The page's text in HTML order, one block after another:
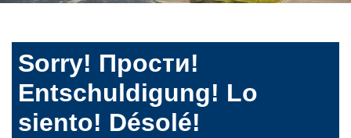
Sorry! Прости!
Entschuldigung! Lo
siento! Désolé!